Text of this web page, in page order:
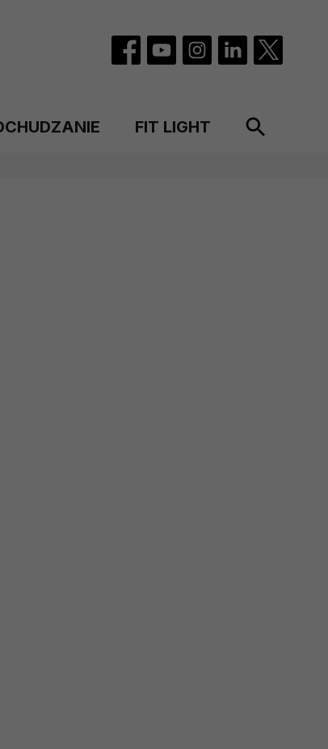
FIT LIGHT